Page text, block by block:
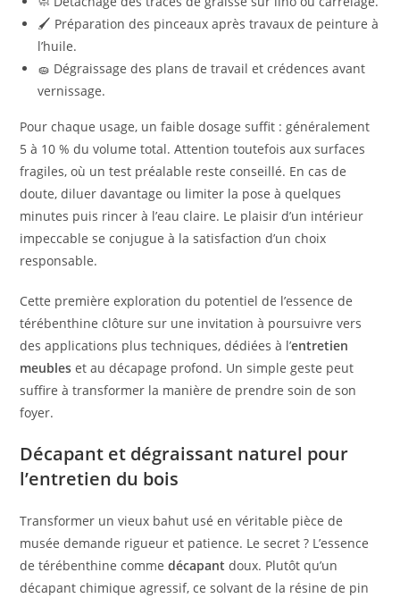
🖌 Préparation des pinceaux après travaux de peinture à
l’huile.
🧽 Dégraissage des plans de travail et crédences avant
vernissage.
Pour chaque usage, un faible dosage suffit : généralement
5 à 10 % du volume total. Attention toutefois aux surfaces
fragiles, où un test préalable reste conseillé. En cas de
doute, diluer davantage ou limiter la pose à quelques
minutes puis rincer à l’eau claire. Le plaisir d’un intérieur
impeccable se conjugue à la satisfaction d’un choix
responsable.
Cette première exploration du potentiel de l’essence de
térébenthine clôture sur une invitation à poursuivre vers
des applications plus techniques, dédiées à l’entretien
meubles et au décapage profond. Un simple geste peut
suffire à transformer la manière de prendre soin de son
foyer.
Décapant et dégraissant naturel pour
l’entretien du bois
Transformer un vieux bahut usé en véritable pièce de
musée demande rigueur et patience. Le secret ? L’essence
de térébenthine commedécapant doux. Plutôt qu’un
décapant chimique agressif, ce solvant de la résine de pin